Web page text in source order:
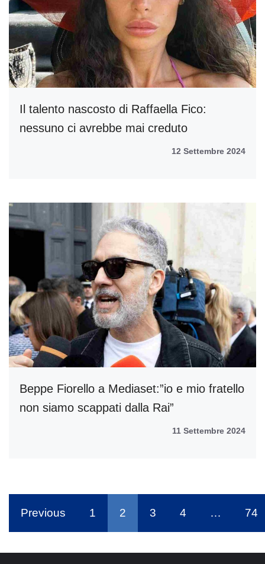
Il talento nascosto di Raffaella Fico:
nessuno ci avrebbe mai creduto
12 Settembre 2024
Beppe Fiorello a Mediaset:”io e mio fratello
non siamo scappati dalla Rai”
11 Settembre 2024
Previous 1 2 3 4 … 74